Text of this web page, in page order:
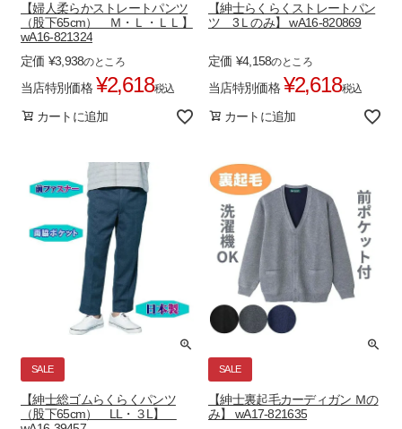
【婦人柔らかストレートパンツ
（股下65cm） Ｍ・Ｌ・ＬＬ】
wA16-821324
定価 ¥3,938のところ
当店特別価格 ¥2,618税込
カートに追加
【紳士らくらくストレートパン
ツ 3Ｌのみ】 wA16-820869
定価 ¥4,158のところ
当店特別価格 ¥2,618税込
カートに追加
SALE
【紳士総ゴムらくらくパンツ
（股下65cm） LL・３L】
SALE
【紳士裏起毛カーディガン Ｍの
み】 wA17-821635